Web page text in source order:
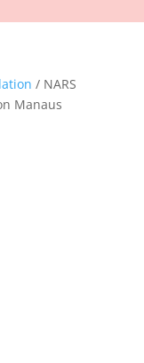
/ NARS
Manaus